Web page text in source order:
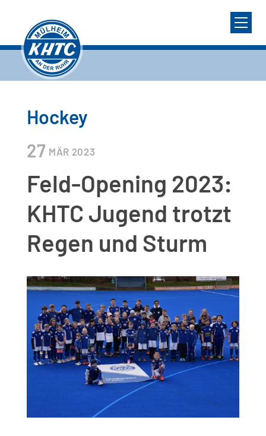
Hockey
27 MÄR 2023
Feld-Opening 2023:
KHTC Jugend trotzt
Regen und Sturm